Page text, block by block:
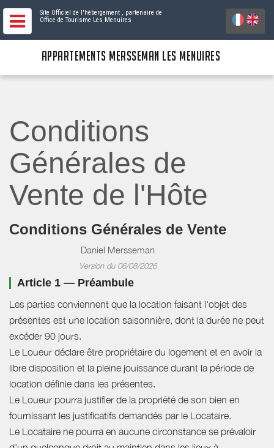
Site Officiel de l'hébergement , partenaire de
Office de Tourisme Les Menuires
APPARTEMENTS MERSSEMAN LES MENUIRES
Conditions
Générales de
Vente de l'Hôte
Conditions Générales de Vente
Daniel Mersseman
Version du 06/08/2026
Article 1 — Préambule
Les parties conviennent que la location faisant l'objet des
présentes est une location saisonnière, dont la durée ne peut
excéder 90 jours.
Le Loueur déclare être propriétaire du logement et en avoir la
libre disposition et la pleine jouissance durant la période de
location définie dans les présentes.
Le Loueur pourra justifier de la propriété de son bien en
fournissant les justificatifs demandés par le Locataire.
Le Locataire ne pourra en aucune circonstance se prévaloir